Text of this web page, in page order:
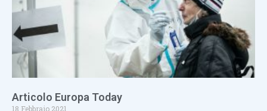
Articolo Europa Today
18 Febbraio 2021